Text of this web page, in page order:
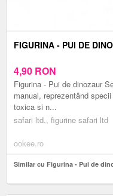
FIGURINA - PUI DE
4,90 RON
Figurina - Pui de dinozaur
manual, reprezentând
toxica si n...
safari ltd., figurine safari ltd
ookee.ro
Similar cu Figurina - Pui de